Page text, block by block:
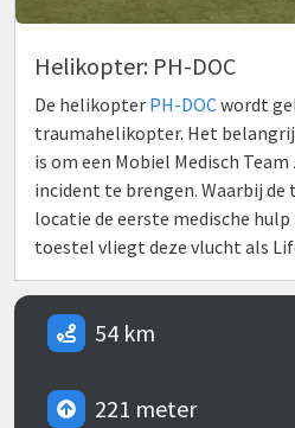
Helikopter: PH-DOC
De helikopter PH-DOCwordt
traumahelikopter. Het
is om een Mobiel Medisch
incident te brengen. Waarbij
locatie de eerste medische
toestel vliegt deze vlucht als
54 km
221 meter